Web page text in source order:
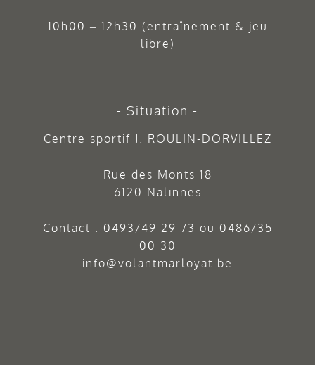
10h00 – 12h30 (entraînement & jeu
libre)
Situation
Centre sportif J. ROULIN-DORVILLEZ
Rue des Monts 18
6120 Nalinnes
Contact : 0493/49 29 73 ou 0486/35
00 30
info@volantmarloyat.be